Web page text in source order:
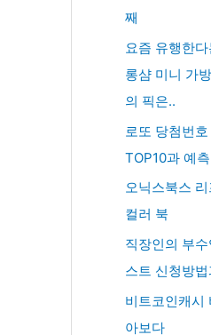
째
요즘 유행한
롱샴 미니 가
의 픽은..
로또 당첨번
TOP10과 예
오닉스북스
컬러 북
직장인의 부
스트 신청방
비트코인캐시
아보다